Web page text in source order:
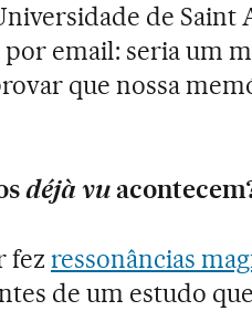
de Saint
email: seria um
que nossa
déjà vu
fez ressonâncias
de um estudo